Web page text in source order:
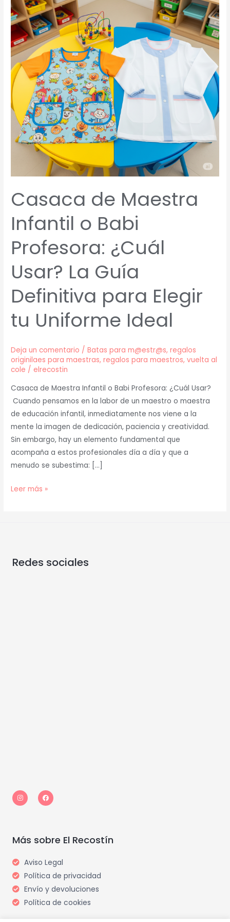
Casaca de Maestra
Infantil o Babi
Profesora: ¿Cuál
Usar? La Guía
Definitiva para Elegir
tu Uniforme Ideal
Deja un comentario /Batas para m@estr@s,regalos
originilaes para maestras,regalos para maestros,vuelta al
cole / elrecostin
Casaca de Maestra Infantil o Babi Profesora: ¿Cuál Usar?
Cuando pensamos en la labor de un maestro o maestra
de educación infantil, inmediatamente nos viene a la
mente la imagen de dedicación, paciencia y creatividad.
Sin embargo, hay un elemento fundamental que
acompaña a estos profesionales día a día y que a
menudo se subestima: […]
Infantil
o
Babi
Profesora:
¿Cuál
Usar?
La
Guía
Definitiva
para
Elegir
Ideal
Leer más »
Redes sociales
n
s
t
m
a
c
e
Más sobre El Recostín
Aviso Legal
Política de privacidad
Envío y devoluciones
Política de cookies